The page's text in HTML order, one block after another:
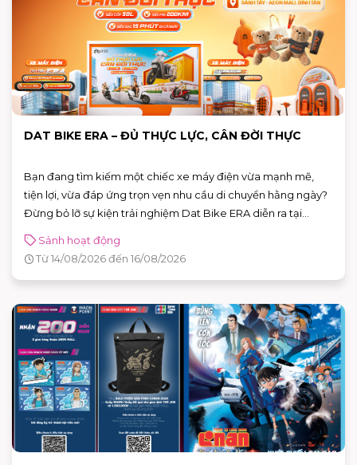
DAT BIKE ERA – ĐỦ THỰC LỰC, CÂN ĐỜI THỰC
Bạn đang tìm kiếm một chiếc xe máy điện vừa mạnh mẽ,
tiện lợi, vừa đáp ứng trọn vẹn nhu cầu di chuyển hằng ngày?
Đừng bỏ lỡ sự kiện trải nghiệm Dat Bike ERA diễn ra tại
tiếp khám phá những mẫu xe điện thế hệ mới, đăng ký lái
thử và nhận nhiều phần quà hấp dẫn.
Sảnh hoạt động
Từ 14/08/2026 đến 16/08/2026